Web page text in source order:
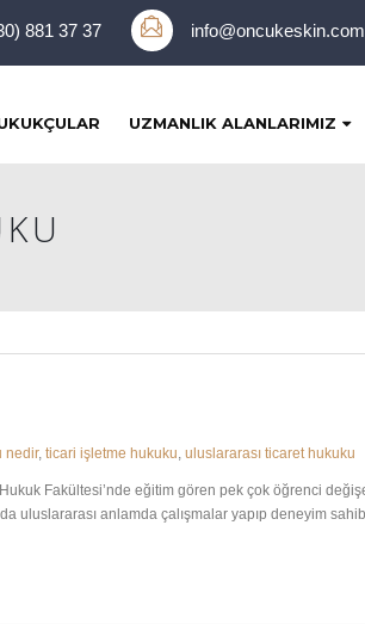
881 37 37 info@oncukeskin.com
UZMANLIK ALANLARIMIZ
nedir, ticari işletme hukuku uluslararası ticaret hukuku
Fakültesi’nde eğitim gören pek çok öğrenci
uluslararası anlamda çalışmalar yapıp deneyim